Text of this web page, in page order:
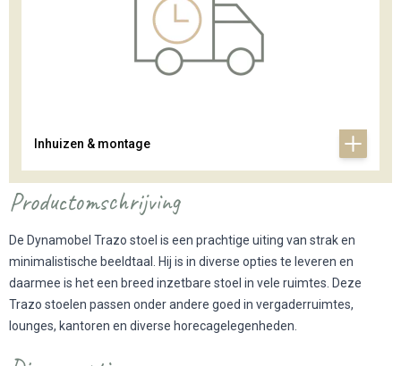
Inhuizen & montage
Productomschrijving
De Dynamobel Trazo stoel is een prachtige uiting van strak en
minimalistische beeldtaal. Hij is in diverse opties te leveren en
daarmee is het een breed inzetbare stoel in vele ruimtes. Deze
Trazo stoelen passen onder andere goed in vergaderruimtes,
lounges, kantoren en diverse horecagelegenheden.